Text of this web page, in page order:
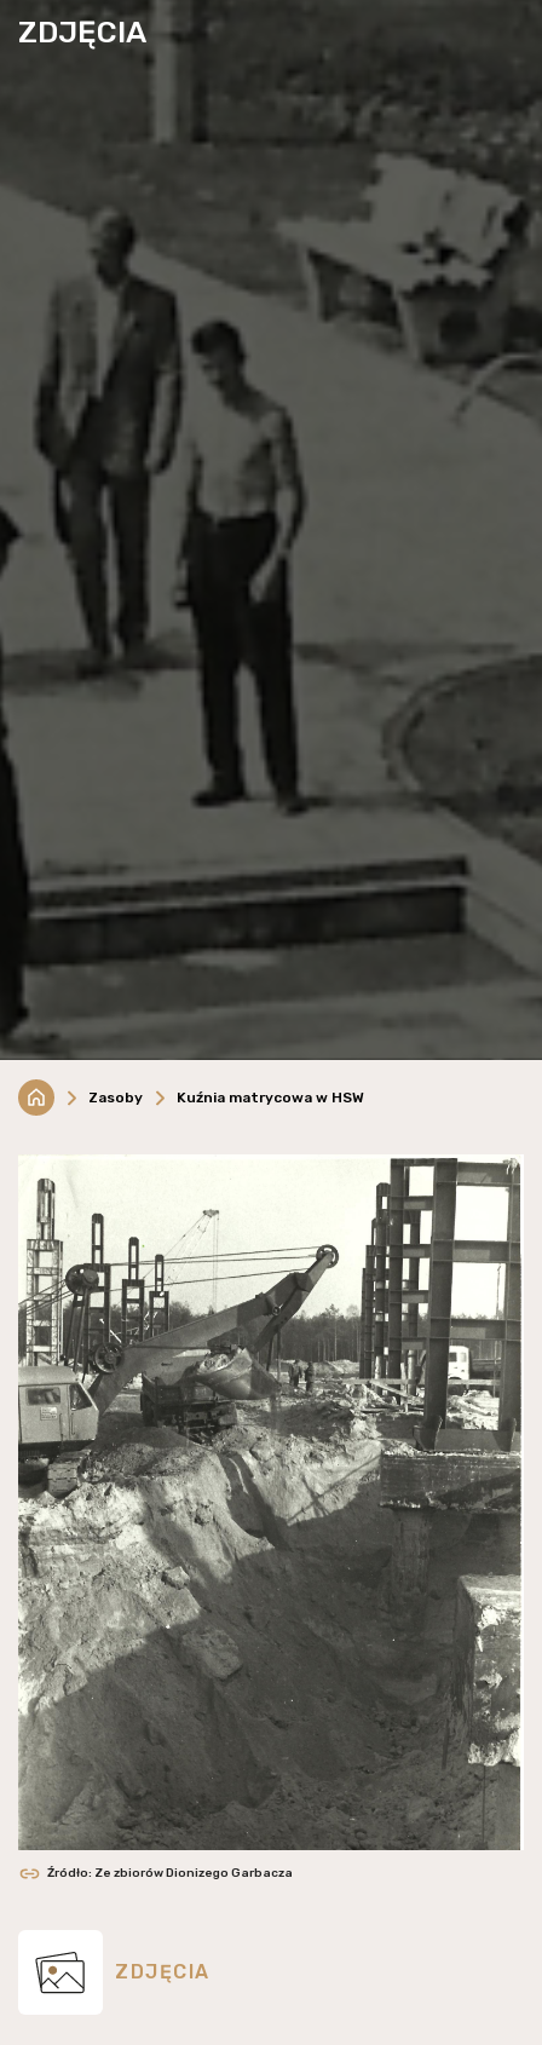
ZDJĘCIA
Zasoby Kuźnia matrycowa w HSW
Źródło: Ze zbiorów Dionizego Garbacza
ZDJĘCIA